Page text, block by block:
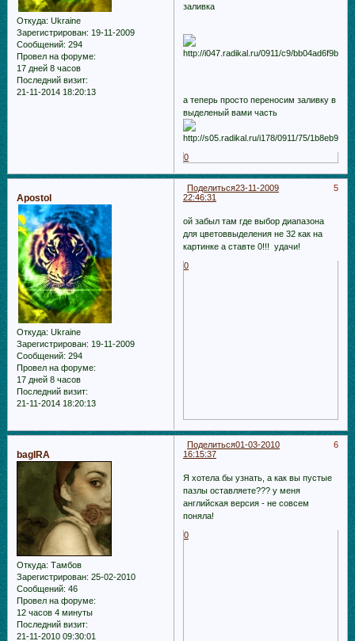
Откуда: Ukraine
Зарегистрирован: 19-11-2009
Сообщений: 294
Провел на форуме:
17 дней 8 часов
Последний визит:
21-11-2014 18:20:13
заливка
а теперь просто переносим заливку в
выделеный вами часть
0
Поделиться 5
23-11-2009
22:46:31
Apostol
Откуда: Ukraine
Зарегистрирован: 19-11-2009
Сообщений: 294
Провел на форуме:
17 дней 8 часов
Последний визит:
21-11-2014 18:20:13
ой забыл там где выбор диапазона
для цветоввыделения не 32 как на
картинке а ставте 0!!! удачи!
0
Поделиться 6
01-03-2010
16:15:37
bagIRA
Откуда: Тамбов
Зарегистрирован: 25-02-2010
Сообщений: 46
Провел на форуме:
12 часов 4 минуты
Последний визит:
21-11-2010 09:30:01
Я хотела бы узнать, а как вы пустые
пазлы оставляете??? у меня
английская версия - не совсем
поняла!
0